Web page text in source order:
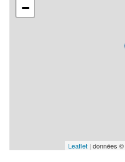
−
Leaflet | données ©